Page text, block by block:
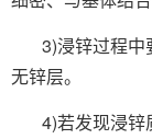
3)浸锌过程中
无锌层。
4)若发现浸